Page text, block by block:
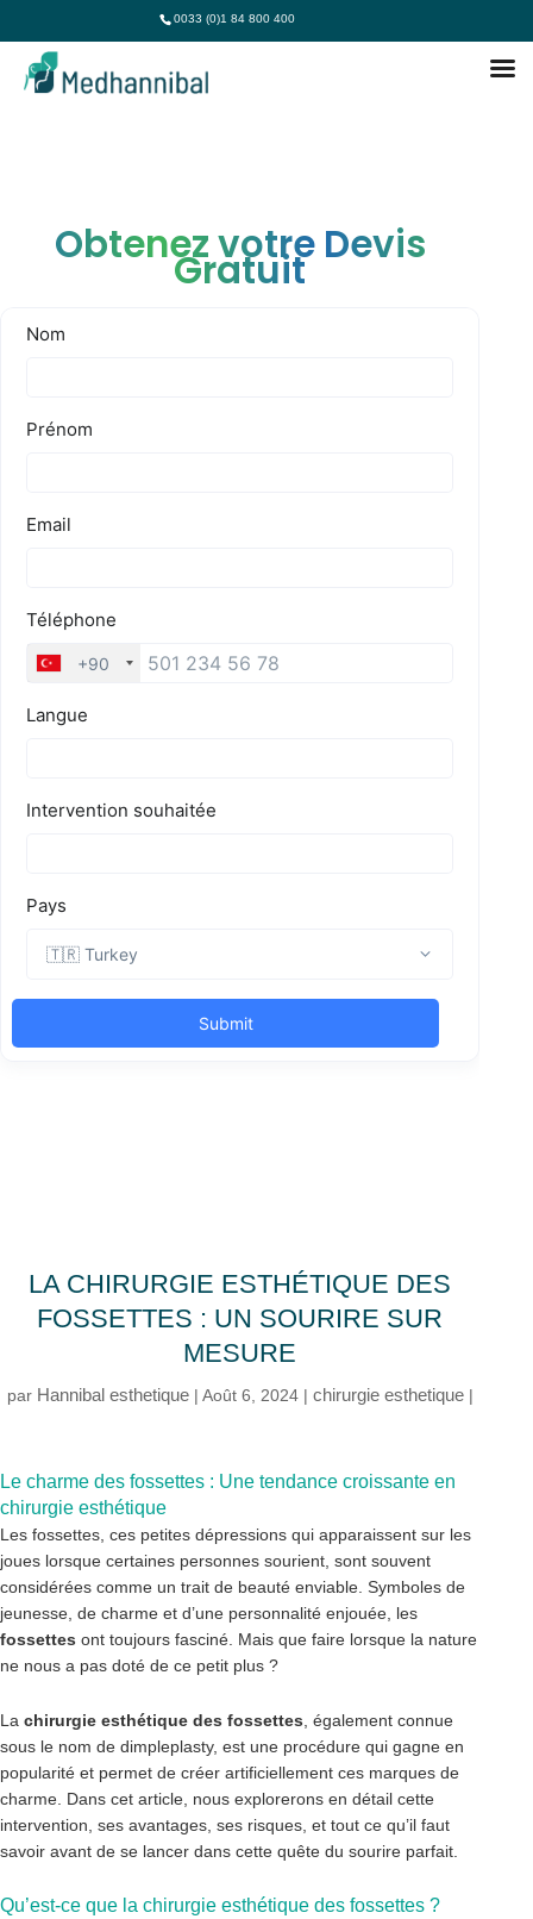
0033 (0)1 84 800 400
Obtenez votre Devis
Gratuit
LA CHIRURGIE ESTHÉTIQUE DES
FOSSETTES : UN SOURIRE SUR
MESURE
par Hannibal esthetique| Août 6, 2024| chirurgie esthetique|
Le charme des fossettes : Une tendance croissante en
chirurgie esthétique
Les fossettes, ces petites dépressions qui apparaissent sur les
joues lorsque certaines personnes sourient, sont souvent
considérées comme un trait de beauté enviable. Symboles de
jeunesse, de charme et d’une personnalité enjouée, les
fossettes ont toujours fasciné. Mais que faire lorsque la nature
ne nous a pas doté de ce petit plus ?
La chirurgie esthétique des fossettes , également connue
sous le nom de dimpleplasty, est une procédure qui gagne en
popularité et permet de créer artificiellement ces marques de
charme. Dans cet article, nous explorerons en détail cette
intervention, ses avantages, ses risques, et tout ce qu’il faut
savoir avant de se lancer dans cette quête du sourire parfait.
Qu’est-ce que la chirurgie esthétique des fossettes ?